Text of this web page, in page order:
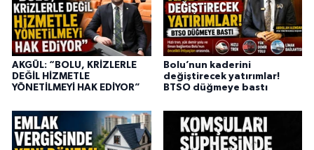
AKGÜL: “BOLU, KRİZLERLE
DEĞİL HİZMETLE
YÖNETİLMEYİ HAK EDİYOR”
Bolu’nun kaderini
değiştirecek yatırımlar!
BTSO düğmeye bastı